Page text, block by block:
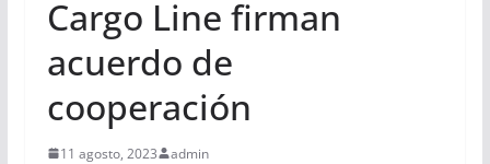
Cargo Line firman
acuerdo de
cooperación
11 agosto, 2023 admin